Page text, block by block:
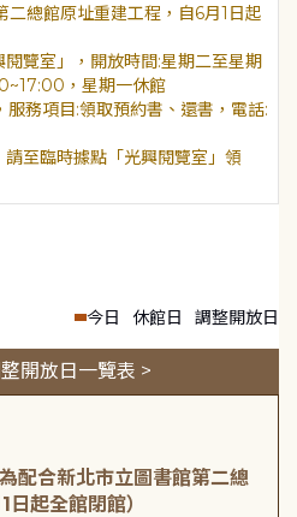
二總館原址重建工程，自6月1日起
覽室」，開放時間:星期二至星期
，星期一休館
務項目:領取預約書、還書，電話:
至臨時據點「光興閱覽室」領
今日 休館日 調整開放日
開放日一覽表 >
合新北市立圖書館第二總
起全館閉館）